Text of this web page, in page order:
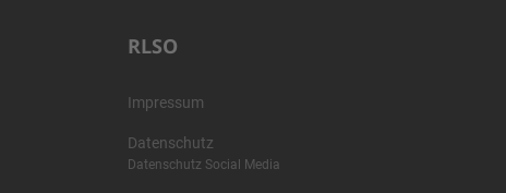
RLSO
Impressum
Datenschutz
Datenschutz Social Media